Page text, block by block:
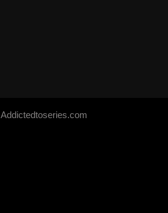
Addictedtoseries.com